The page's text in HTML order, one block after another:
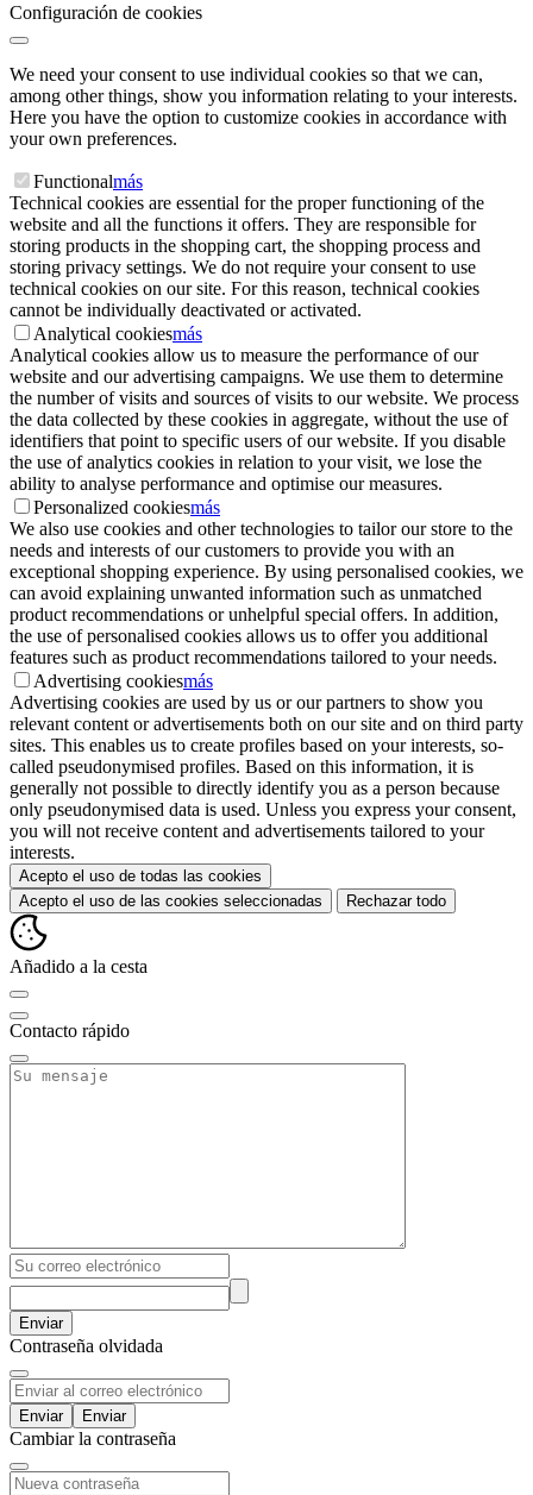
Configuración de cookies
We need your consent to use individual cookies so that we can,
among other things, show you information relating to your interests.
Here you have the option to customize cookies in accordance with
your own preferences.
Functionalmás
Technical cookies are essential for the proper functioning of the
website and all the functions it offers. They are responsible for
storing products in the shopping cart, the shopping process and
storing privacy settings. We do not require your consent to use
technical cookies on our site. For this reason, technical cookies
cannot be individually deactivated or activated.
Analytical cookiesmás
Analytical cookies allow us to measure the performance of our
website and our advertising campaigns. We use them to determine
the number of visits and sources of visits to our website. We process
the data collected by these cookies in aggregate, without the use of
identifiers that point to specific users of our website. If you disable
the use of analytics cookies in relation to your visit, we lose the
ability to analyse performance and optimise our measures.
Personalized cookiesmás
We also use cookies and other technologies to tailor our store to the
needs and interests of our customers to provide you with an
exceptional shopping experience. By using personalised cookies, we
can avoid explaining unwanted information such as unmatched
product recommendations or unhelpful special offers. In addition,
the use of personalised cookies allows us to offer you additional
features such as product recommendations tailored to your needs.
Advertising cookiesmás
Advertising cookies are used by us or our partners to show you
relevant content or advertisements both on our site and on third party
sites. This enables us to create profiles based on your interests, so-
called pseudonymised profiles. Based on this information, it is
generally not possible to directly identify you as a person because
only pseudonymised data is used. Unless you express your consent,
you will not receive content and advertisements tailored to your
interests.
Acepto el uso de todas las cookies
Acepto el uso de las cookies seleccionadas
Rechazar todo
Añadido a la cesta
Contacto rápido
Enviar
Contraseña olvidada
Enviar
Cambiar la contraseña